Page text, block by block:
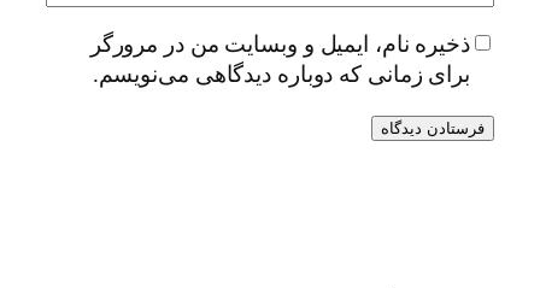
ذخیره نام، ایمیل و وبسایت من در مرورگر
برای زمانی که دوباره دیدگاهی می‌نویسم.